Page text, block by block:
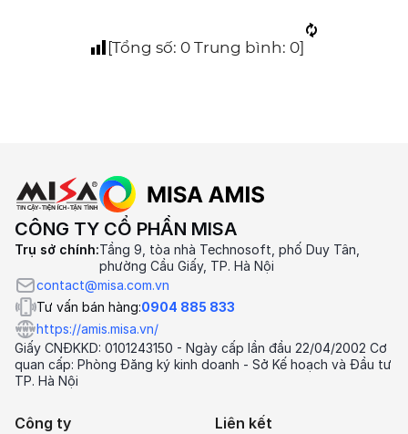
[Tổng số: 0 Trung bình: 0]
CÔNG TY CỔ PHẦN MISA
Trụ sở chính:Tầng 9, tòa nhà Technosoft, phố Duy Tân,
phường Cầu Giấy, TP. Hà Nội
contact@misa.com.vn
Tư vấn bán hàng:0904 885 833
https://amis.misa.vn/
Giấy CNĐKKD: 0101243150 - Ngày cấp lần đầu 22/04/2002 Cơ
quan cấp: Phòng Đăng ký kinh doanh - Sở Kế hoạch và Đầu tư
TP. Hà Nội
Công ty Liên kết